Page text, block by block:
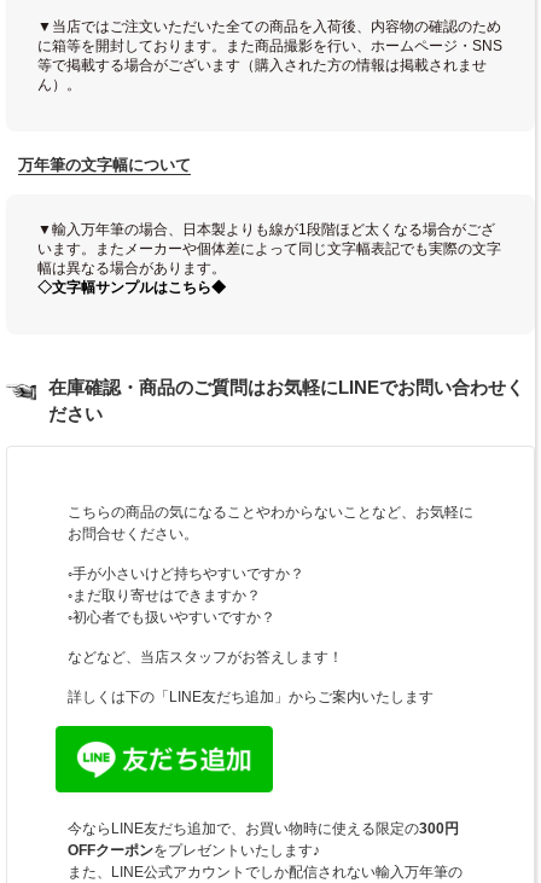
▼当店ではご注文いただいた全ての商品を入荷後、内容物の確認のため
に箱等を開封しております。また商品撮影を行い、ホームページ・SNS
等で掲載する場合がございます（購入された方の情報は掲載されませ
ん）。
万年筆の文字幅について
▼輸入万年筆の場合、日本製よりも線が1段階ほど太くなる場合がござ
います。またメーカーや個体差によって同じ文字幅表記でも実際の文字
幅は異なる場合があります。
◇文字幅サンプルはこちら◆
在庫確認・商品のご質問はお気軽にLINEでお問い合わせく
ださい
こちらの商品の気になることやわからないことなど、お気軽に
お問合せください。
◦手が小さいけど持ちやすいですか？
◦まだ取り寄せはできますか？
◦初心者でも扱いやすいですか？
などなど、当店スタッフがお答えします！
詳しくは下の「LINE友だち追加」からご案内いたします
今ならLINE友だち追加で、お買い物時に使える限定の300円
OFFクーポンをプレゼントいたします♪
また、LINE公式アカウントでしか配信されない輸入万年筆の